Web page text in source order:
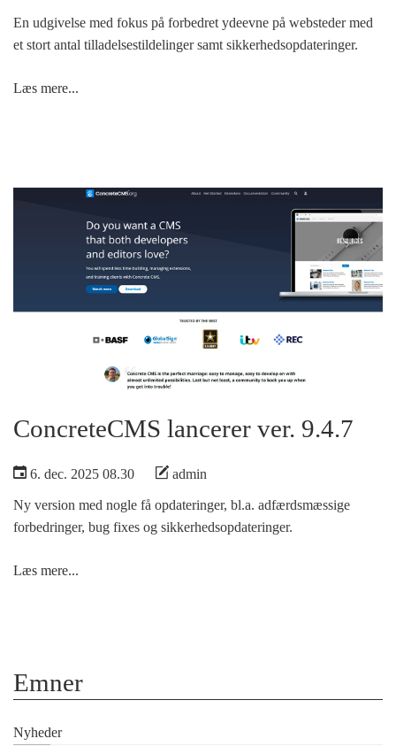
En udgivelse med fokus på forbedret ydeevne på websteder med
et stort antal tilladelsestildelinger samt sikkerhedsopdateringer.
Læs mere...
ConcreteCMS lancerer ver. 9.4.7
6. dec. 2025 08.30 admin
Ny version med nogle få opdateringer, bl.a. adfærdsmæssige
forbedringer, bug fixes og sikkerhedsopdateringer.
Læs mere...
Emner
Nyheder